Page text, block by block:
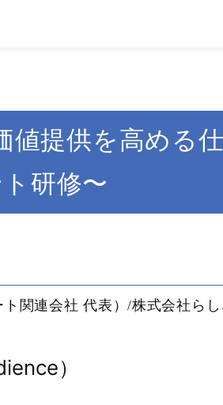
提供を高める
研修〜
関連会社 代表）/株式会社ら
）